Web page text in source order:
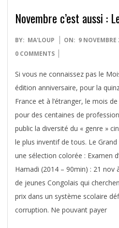
Novembre c’est aussi :
2014-
11-
BY: MA'LOUP ON: 9 NOVEMBRE
0 COMMENTS
Si vous ne connaissez pas le
édition anniversaire, pour la
France et à l’étranger, le mois
pour des centaines de
public la diversité du « genre »
le plus inventif de tous. Le
une sélection colorée : Examen
Hamadi (2014 – 90min) : 21 nov
de jeunes Congolais qui
prix dans un système scolaire
corruption. Ne pouvant payer